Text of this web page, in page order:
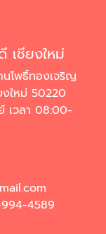
เชียงใหม่
โพธิ์ทองเจริญ
งใหม่ 50220
เวลา 08:00-
4589